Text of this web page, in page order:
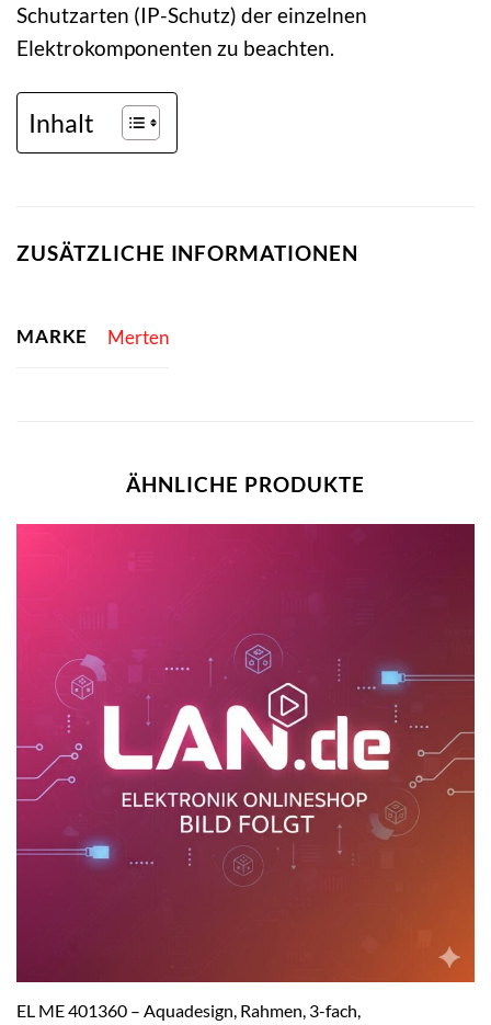
Schutzarten (IP-Schutz) der einzelnen
Elektrokomponenten zu beachten.
Inhalt
ZUSÄTZLICHE INFORMATIONEN
MARKE Merten
ÄHNLICHE PRODUKTE
EL ME 401360 – Aquadesign, Rahmen, 3-fach,